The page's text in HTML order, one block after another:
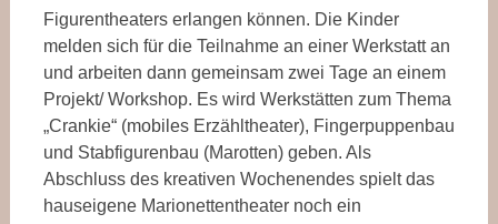
Figurentheaters erlangen können. Die Kinder
melden sich für die Teilnahme an einer Werkstatt an
und arbeiten dann gemeinsam zwei Tage an einem
Projekt/ Workshop. Es wird Werkstätten zum Thema
„Crankie“ (mobiles Erzähltheater), Fingerpuppenbau
und Stabfigurenbau (Marotten) geben. Als
Abschluss des kreativen Wochenendes spielt das
hauseigene Marionettentheater noch ein